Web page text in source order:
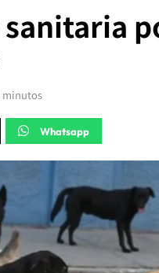
minutos
Whatsapp